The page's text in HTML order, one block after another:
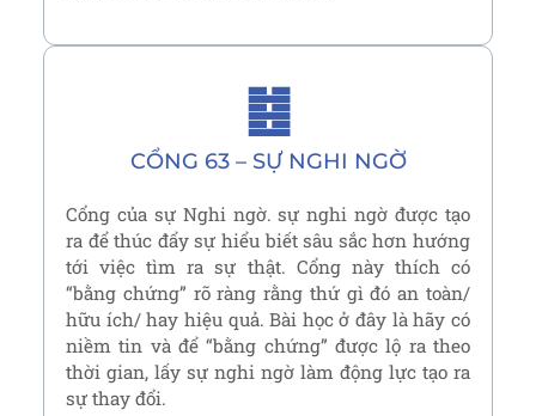
CỔNG 63 – SỰ NGHI NGỜ
䷾
Cổng của sự Nghi ngờ. sự nghi ngờ được tạo
ra để thúc đẩy sự hiểu biết sâu sắc hơn hướng
tới việc tìm ra sự thật. Cổng này thích có
“bằng chứng” rõ ràng rằng thứ gì đó an toàn/
hữu ích/ hay hiệu quả. Bài học ở đây là hãy có
niềm tin và để “bằng chứng” được lộ ra theo
thời gian, lấy sự nghi ngờ làm động lực tạo ra
sự thay đổi.